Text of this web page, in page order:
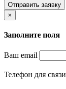
Отправить заявку
×
Заполните поля
Ваш email
Телефон для связи